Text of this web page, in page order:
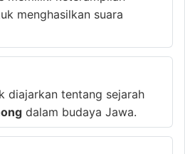
menghasilkan suara
diajarkan tentang sejarah
dalam budaya Jawa.